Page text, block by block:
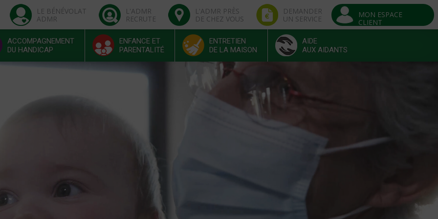
LE BÉNÉVOLAT
ADMR
L'ADMR
RECRUTE
L'ADMR PRÈS
DE CHEZ VOUS
DEMANDER
UN SERVICE
MON ESPACE
CLIENT
ACCOMPAGNEMENT
DU HANDICAP
ENFANCE ET
PARENTALITÉ
ENTRETIEN
DE LA MAISON
AIDE
AUX AIDANTS